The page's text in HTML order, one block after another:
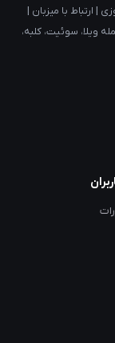
| ارتباط با میزبان |
ویلا، سوئیت، کلبه،